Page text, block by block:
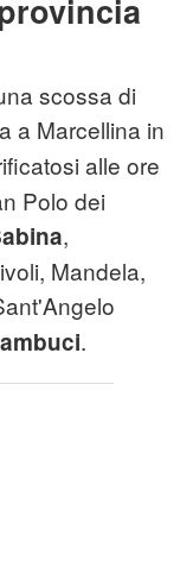
scossa di
a Marcellina in
alle ore
Polo dei
,
Mandela,
.